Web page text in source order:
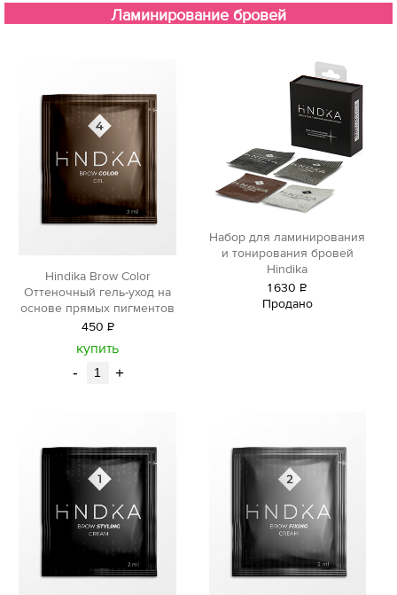
Ламинирование бровей
Hindika Brow Color
Оттеночный гель-уход на
основе прямых пигментов
450 Р
уб.
купить
- +
Набор для ламинирования
и тонирования бровей
Hindika
1630 Р
уб.
Продано